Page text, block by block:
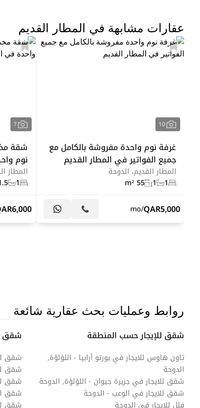
عقارات مشابهة في المطار القديم
10
غرفة نوم واحدة مفروشة بالكامل مع
جميع الفواتير في المطار القديم
المطار القديم، الدوحة
1
1
55 m²
5,000
QAR
/mo
7
شقة
نوم
المطار
1
6,000
روابط وعمليات بحث عقارية شائعة
شقق للإيجار حسب المنطقة
تاون هاوس للايجار في بورتو أرابيا - اللؤلؤة,
الدوحة
شقق للايجار في جزيرة جيوان - اللؤلؤة, الدوحة
شقق للايجار في الوعب - الدوحة
فلل للإيجار في الدوحة
شقق
شقق
شقق
شقق
شقق
شقق